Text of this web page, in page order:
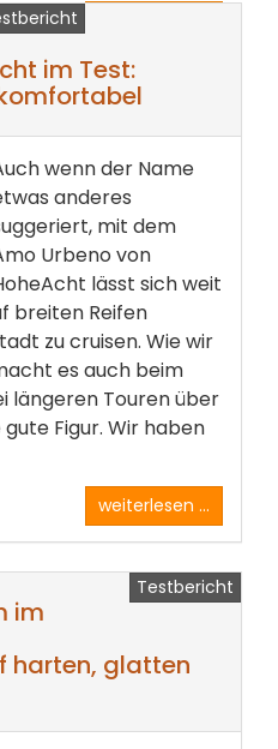
im Test:
wenn der Name
anderes
mit dem
Urbeno von
lässt sich weit
breiten Reifen
zu cruisen. Wie wir
es auch beim
längeren Touren über
Figur. Wir haben
weiterlesen ...
Testbericht
im
harten, glatten